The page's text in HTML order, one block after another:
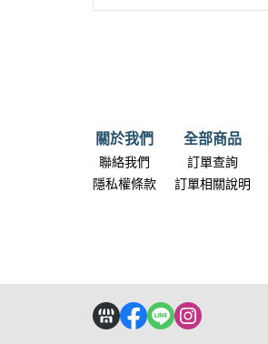
關於我們
聯絡我們
隱私權條款
全部商品
訂單查詢
訂單相關說明